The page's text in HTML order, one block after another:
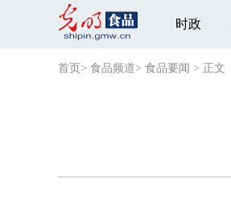
时政
首页 > 食品频道> 食品要闻 > 正文